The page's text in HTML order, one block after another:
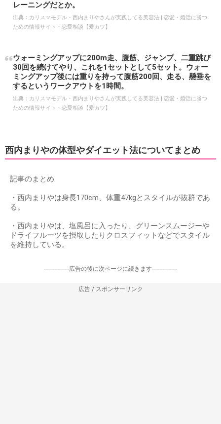
レーニングだとか。
出典： カリスマモデル・西内まりやさんが実践してる美容法 | 恋愛・婚活に勝つ
ための情報サイト・恋愛相談【愛カツ】
ウォーミングアップに200m走、腹筋、ジャンプ、二重跳び
30回を続けてやり、これを1セットとして5セット。ウォー
ミングアップ後には重りを持って腹筋200回、走る、懸垂を
するというワークアウトを1時間。
出典： カリスマモデル・西内まりやさんが実践してる美容法 | 恋愛・婚活に勝つ
ための情報サイト・恋愛相談【愛カツ】
西内まりやの体型やダイエット法についてまとめ
記事のまとめ
・西内まりやは身長170cm、体重47kgとスタイルが抜群であ
る。
・西内まりやは、塩風呂に入ったり、グリーンスムージーや
ドライフルーツを摂取したりクロスフィットなどでスタイル
を維持している。
-----------------広告の後に次ページに続きます-----------------
広告 / スポンサーリンク